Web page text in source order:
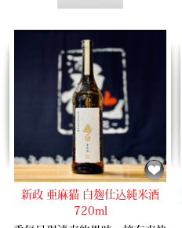
新政 亜麻猫 白麹仕込純米酒
720ml